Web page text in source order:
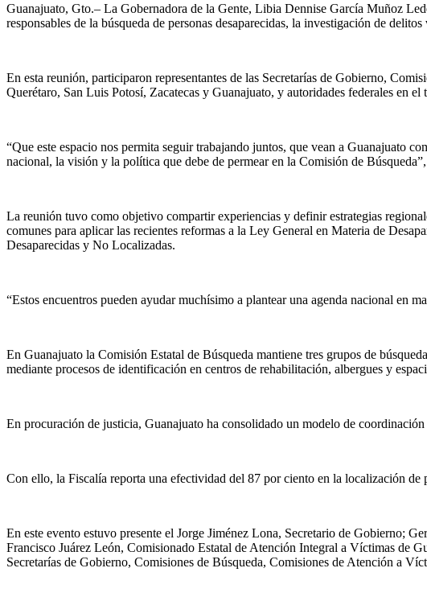
Guanajuato, Gto.– La Gobernadora de la Gente, Libia Dennise García Muñoz
responsables de la búsqueda de personas desaparecidas, la investigación de
En esta reunión, participaron representantes de las Secretarías de Gobierno,
Querétaro, San Luis Potosí, Zacatecas y Guanajuato, y autoridades federales en el
“Que este espacio nos permita seguir trabajando juntos, que vean a Guanajuato
nacional, la visión y la política que debe de permear en la Comisión de
La reunión tuvo como objetivo compartir experiencias y definir estrategias
comunes para aplicar las recientes reformas a la Ley General en Materia de
Desaparecidas y No Localizadas.
“Estos encuentros pueden ayudar muchísimo a plantear una agenda nacional en
En Guanajuato la Comisión Estatal de Búsqueda mantiene tres grupos de
mediante procesos de identificación en centros de rehabilitación, albergues y
En procuración de justicia, Guanajuato ha consolidado un modelo de
Con ello, la Fiscalía reporta una efectividad del 87 por ciento en la localización de
En este evento estuvo presente el Jorge Jiménez Lona, Secretario de Gobierno;
Francisco Juárez León, Comisionado Estatal de Atención Integral a Víctimas de
Secretarías de Gobierno, Comisiones de Búsqueda, Comisiones de Atención a